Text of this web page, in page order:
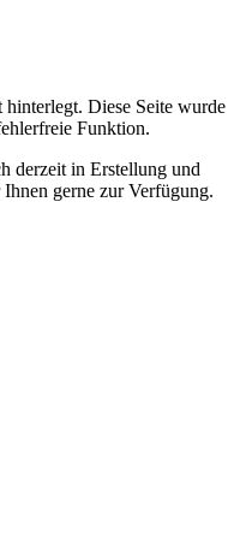
Diese Seite wurde
Funktion.
derzeit in Erstellung und
gerne zur Verfügung.